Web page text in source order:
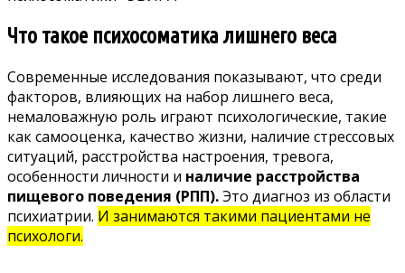
Что такое психосоматика лишнего веса
Современные исследования показывают, что среди
факторов, влияющих на набор лишнего веса,
немаловажную роль играют психологические, такие
как самооценка, качество жизни, наличие стрессовых
ситуаций, расстройства настроения, тревога,
особенности личности и наличие расстройства
пищевого поведения (РПП).Это диагноз из области
психиатрии. И занимаются такими пациентами не
психологи.